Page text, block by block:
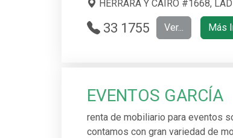
HERRARA Y CAIRO #1668,
33 1755
Ver... Más
EVENTOS GARCÍA
renta de mobiliario para eventos
contamos con gran variedad de